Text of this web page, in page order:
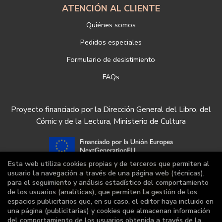
ATENCIÓN AL CLIENTE
Quiénes somos
Pedidos especiales
Formulario de desistimiento
FAQs
Proyecto financiado por la Dirección General del Libro, del
Cómic y de la Lectura, Ministerio de Cultura
Esta web utiliza cookies propias y de terceros que permiten al
usuario la navegación a través de una página web (técnicas),
para el seguimiento y análisis estadístico del comportamiento
de los usuarios (analíticas), que permiten la gestión de los
espacios publicitarios que, en su caso, el editor haya incluido en
una página (publicitarias) y cookies que almacenan información
del comportamiento de los usuarios obtenida a través de la